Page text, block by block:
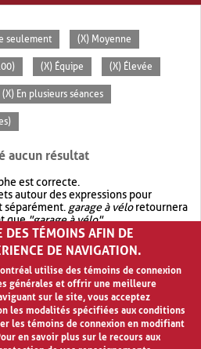
seulement (X) Moyenne
(X) Équipe (X) Élevée
(X) En plusieurs séances
aucun résultat
est correcte.
autour des expressions pour
séparément. garage à véloretournera
que"garage à vélo".
recherche avec OR.garage OR vélo
de résultat quegarage à vélo
DES TÉMOINS AFIN DE
DE NAVIGATION.
utilise des témoins de connexion
générales et offrir une meilleure
sur le site, vous acceptez
les modalités spécifiées aux conditions
les témoins de connexion en modifiant
en savoir plus sur le recours aux